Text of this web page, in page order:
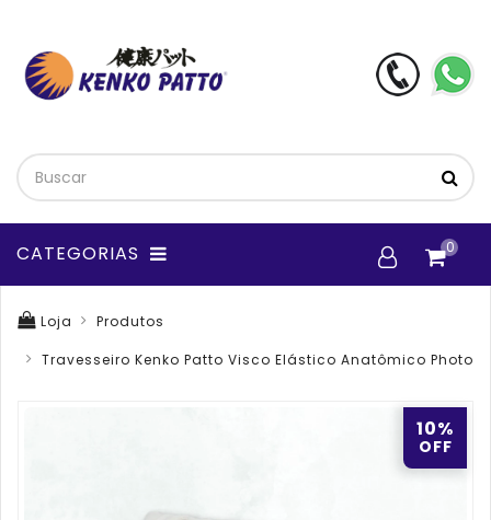
CATEGORIAS 0
Loja Produtos
Travesseiro Kenko Patto Visco Elástico Anatômico Photon
10%
OFF